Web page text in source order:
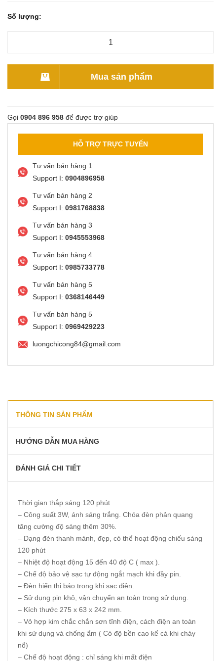
Số lượng:
Mua sản phẩm
Gọi 0904 896 958 để được trợ giúp
HỖ TRỢ TRỰC TUYẾN
Tư vấn bán hàng 1
Support I: 0904896958
Tư vấn bán hàng 2
Support I: 0981768838
Tư vấn bán hàng 3
Support I: 0945553968
Tư vấn bán hàng 4
Support I: 0985733778
Tư vấn bán hàng 5
Support I: 0368146449
Tư vấn bán hàng 5
Support I: 0969429223
luongchicong84@gmail.com
THÔNG TIN SẢN PHẨM
HƯỚNG DẪN MUA HÀNG
ĐÁNH GIÁ CHI TIẾT
Thời gian thắp sáng 120 phút
– Công suất 3W, ánh sáng trắng. Chóa đèn phản quang
tăng cường độ sáng thêm 30%.
– Dạng đèn thanh mảnh, đẹp, có thể hoạt động chiếu sáng
120 phút
– Nhiệt độ hoạt động 15 đến 40 độ C ( max ).
– Chế độ bảo vệ sạc tự động ngắt mạch khi đầy pin.
– Đèn hiển thị báo trong khi sạc điện.
– Sử dụng pin khô, vận chuyển an toàn trong sử dụng.
– Kích thước 275 x 63 x 242 mm.
– Vỏ hợp kim chắc chắn sơn tĩnh điện, cách điện an toàn
khi sử dụng và chống ẩm ( Có độ bền cao kể cả khi cháy
nổ)
– Chế độ hoạt động : chỉ sáng khi mất điện